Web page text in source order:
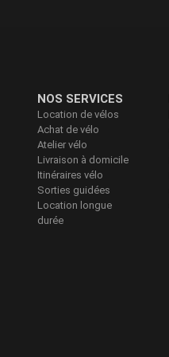
NOS SERVICES
Location de vélos
Achat de vélo
Atelier vélo
Livraison à domicile
Itinéraires vélo
Sorties guidées
Location longue
durée